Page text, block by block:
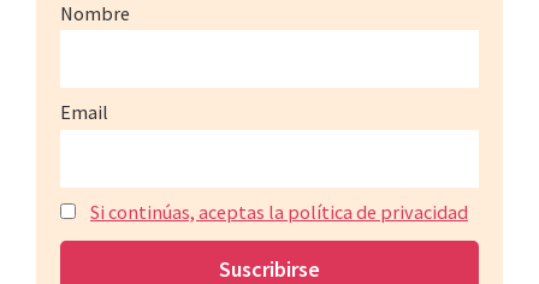
Nombre
Email
Si continúas, aceptas la política de privacidad